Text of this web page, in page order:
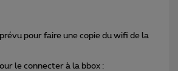
pour faire une copie du wifi de la
le connecter à la bbox :